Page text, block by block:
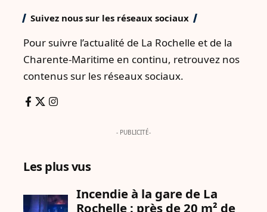
Suivez nous sur les réseaux sociaux
Pour suivre l’actualité de La Rochelle et de la
Charente-Maritime en continu, retrouvez nos
contenus sur les réseaux sociaux.
- PUBLICITÉ-
Les plus vus